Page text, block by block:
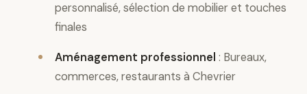
personnalisé, sélection de mobilier et touches
finales
Aménagement professionnel : Bureaux,
commerces, restaurants à Chevrier